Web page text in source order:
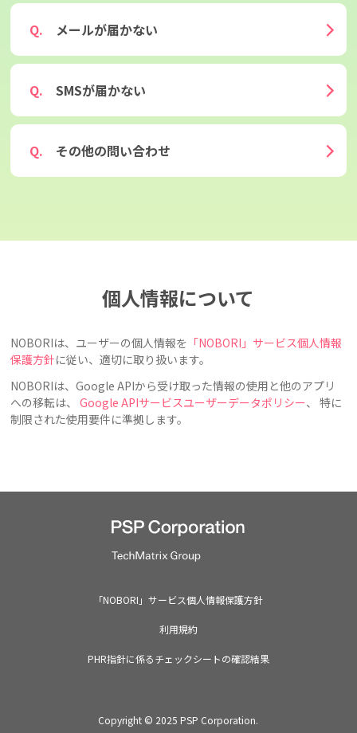
メールが届かない
SMSが届かない
その他の問い合わせ
個人情報について
NOBORIは、ユーザーの個人情報を 「NOBORI」サービス個人情報
保護方針に従い、適切に取り扱います。
NOBORIは、Google APIから受け取った情報の使用と他のアプリ
への移転は、Google APIサービスユーザーデータポリシー、 特に
制限された使用要件に準拠します。
「NOBORI」サービス個人情報保護方針
利用規約
PHR指針に係るチェックシートの確認結果​
Copyright © 2025 PSP Corporation.